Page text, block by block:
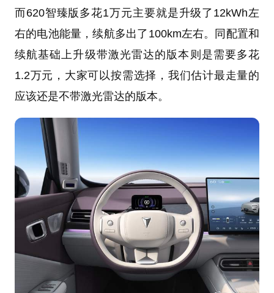
而620智臻版多花1万元主要就是升级了12kWh左
右的电池能量，续航多出了100km左右。同配置和
续航基础上升级带激光雷达的版本则是需要多花
1.2万元，大家可以按需选择，我们估计最走量的
应该还是不带激光雷达的版本。